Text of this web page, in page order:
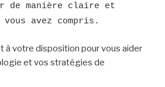
de manière claire et
avez compris.
à votre disposition pour vous aider
et vos stratégies de